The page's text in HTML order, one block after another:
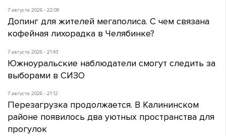
7 августа 2026 - 22:09
Допинг для жителей мегаполиса. С чем связана
кофейная лихорадка в Челябинке?
7 августа 2026 - 21:43
Южноуральские наблюдатели смогут следить за
выборами в СИЗО
7 августа 2026 - 21:12
Перезагрузка продолжается. В Калининском
районе появилось два уютных пространства для
прогулок